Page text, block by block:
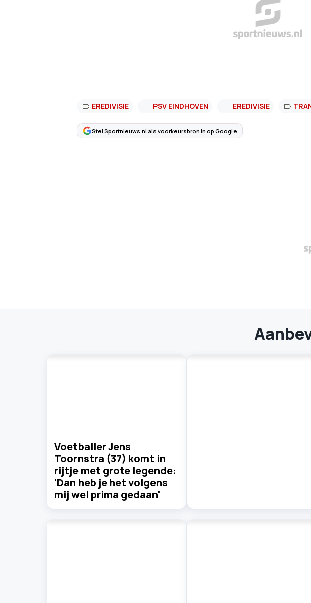
EREDIVISIE PSV EINDHOVEN EREDIVISIE
Stel Sportnieuws.nl als voorkeursbron in op Google
Voetballer Jens
Toornstra (37) komt in
rijtje met grote legende:
'Dan heb je het volgens
mij wel prima gedaan'